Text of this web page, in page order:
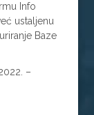
Info
ustaljenu
Baze
–